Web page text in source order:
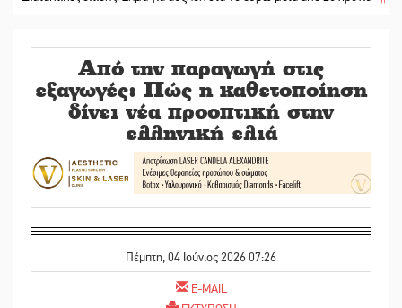
Από την παραγωγή στις
εξαγωγές: Πώς η καθετοποίηση
δίνει νέα προοπτική στην
ελληνική ελιά
Πέμπτη, 04 Ιούνιος 2026 07:26
E-MAIL